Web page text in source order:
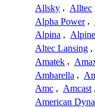
Allsky , Alltec
Alpha Power ,
Alpina , Alpine
Altec Lansing ,
Amatek ,
Ambarella ,
Amc , Amcast ,
American